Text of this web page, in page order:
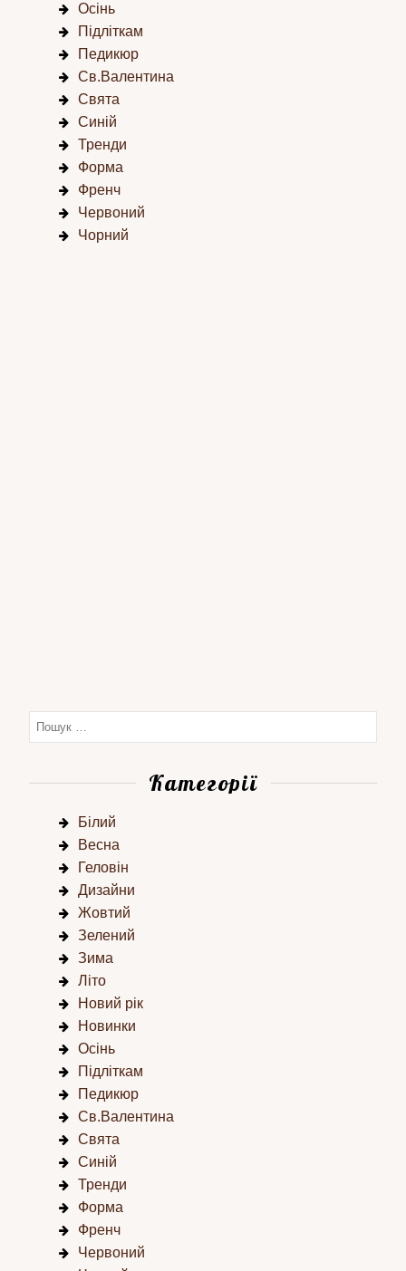
Осінь
Підліткам
Педикюр
Св.Валентина
Свята
Синій
Тренди
Форма
Френч
Червоний
Чорний
Категорії
Білий
Весна
Геловін
Дизайни
Жовтий
Зелений
Зима
Літо
Новий рік
Новинки
Осінь
Підліткам
Педикюр
Св.Валентина
Свята
Синій
Тренди
Форма
Френч
Червоний